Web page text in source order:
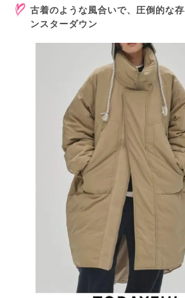
古着のような風合いで、圧倒的な
ンスターダウン